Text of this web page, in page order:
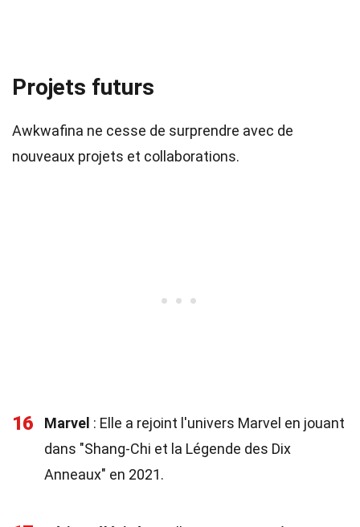
Projets futurs
Awkwafina ne cesse de surprendre avec de
nouveaux projets et collaborations.
16 Marvel : Elle a rejoint l'univers Marvel en jouant
dans "Shang-Chi et la Légende des Dix
Anneaux" en 2021.